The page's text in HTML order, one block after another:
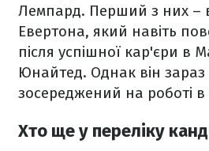
Лемпард. Перший з них –
Евертона, який навіть
після успішної кар'єри в
Юнайтед. Однак він зараз
зосереджений на роботі в
Хто ще у переліку